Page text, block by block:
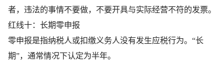
者，违法的事情不要做，不要开具与实际经营不符的发票。
红线十：长期零申报
零申报是指纳税人或扣缴义务人没有发生应税行为。“长
期”，通常情况下认定为半年。